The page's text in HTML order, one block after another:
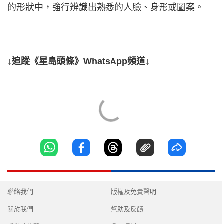
的形狀中，強行辨識出熟悉的人臉、身形或圖案。
↓追蹤《星島頭條》WhatsApp頻道↓
聯絡我們
關於我們
版權及免責聲明
幫助及反饋